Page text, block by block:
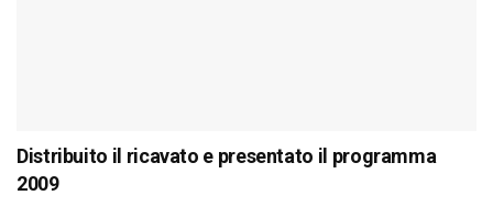
Distribuito il ricavato e presentato il programma
2009